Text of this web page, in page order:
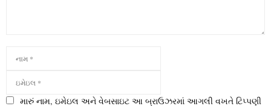
મારું નામ, ઇમેઇલ અને વેબસાઇટ આ બ્રાઉઝરમાં આગલી વખતે ટિપ્પણી